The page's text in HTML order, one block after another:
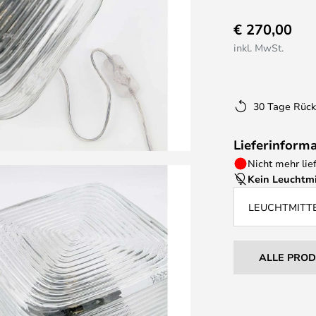
€ 270,00
inkl. MwSt.
30 Tage
Nicht mehr
Kein
ALLE